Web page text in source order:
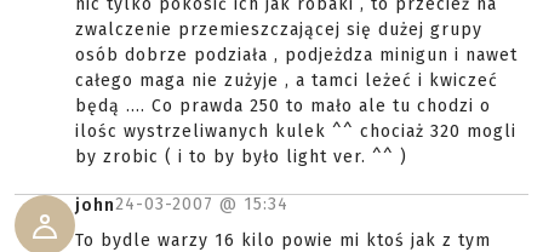
nic tylko pokosić ich jak robaki , to przecież na
zwalczenie przemieszczającej się dużej grupy
osób dobrze podziała , podjeżdza minigun i nawet
całego maga nie zużyje , a tamci leżeć i kwiczeć
będą .... Co prawda 250 to mało ale tu chodzi o
ilośc wystrzeliwanych kulek ^^ chociaż 320 mogli
by zrobic ( i to by było light ver. ^^ )
john24-03-2007 @ 15:34
To bydle warzy 16 kilo powie mi ktoś jak z tym